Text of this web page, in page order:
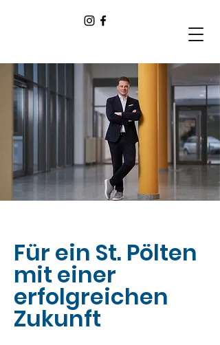
Für ein St. Pölten
mit einer
erfolgreichen
Zukunft